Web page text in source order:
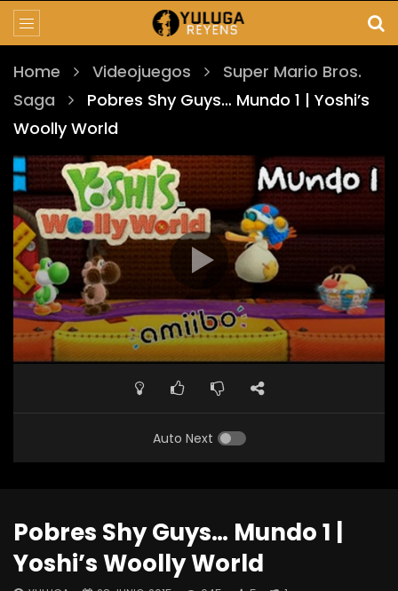
Home Videojuegos
Super Mario Bros.
Saga
Pobres Shy Guys… Mundo 1 | Yoshi’s
Woolly World
Auto Next
Pobres Shy Guys… Mundo 1 |
Yoshi’s Woolly World